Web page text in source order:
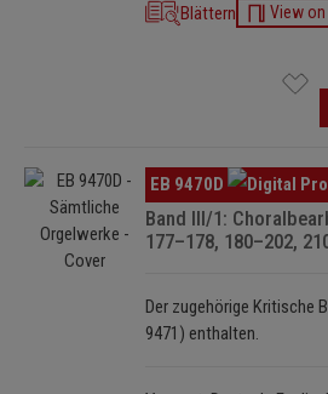
Blättern
View
Bildergalerie überspringen
EB 9470D
Band III/1:
177–178, 180–202,
Der zugehörige Kritische
9471) enthalten.